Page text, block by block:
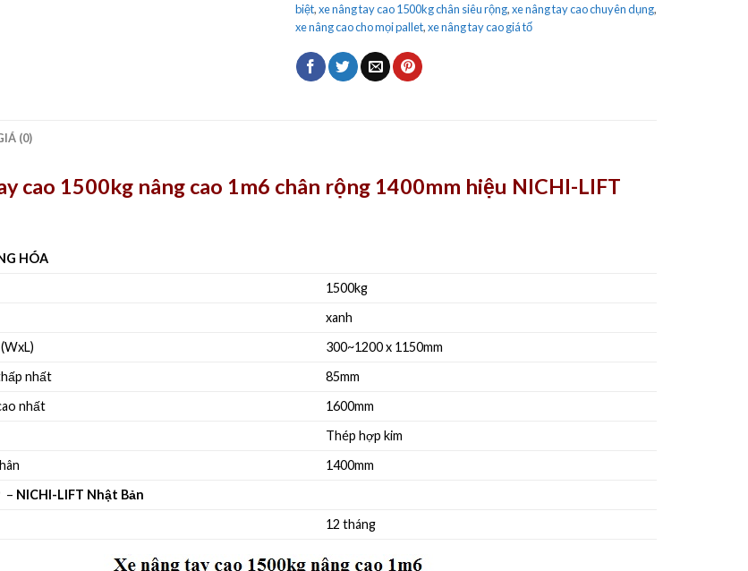
biệt,xe nâng tay cao 1500kg chân siêu rộng,xe nâng tay cao chuyên dụng,
xe nâng cao cho mọi pallet,xe nâng tay cao giá tố
(0)
cao 1500kg nâng cao 1m6 chân rộng 1400mm hiệu NICHI-LIFT
HÓA
1500kg
xanh
300~1200 x 1150mm
nhất
85mm
nhất
1600mm
Thép hợp kim
1400mm
– NICHI-LIFT Nhật Bản
12 tháng